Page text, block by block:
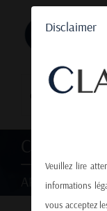
content
Go to...
ARTICLES,
Disclaimer
Veuillez lire
informations
vous acceptez